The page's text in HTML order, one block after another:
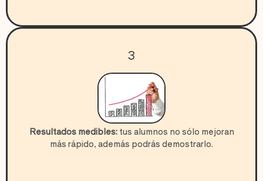
3
Resultados medibles:tus alumnos no sólo mejoran
más rápido, además podrás demostrarlo.